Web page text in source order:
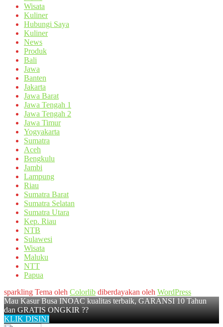
Wisata
Kuliner
Hubungi Saya
Kuliner
News
Produk
Bali
Jawa
Banten
Jakarta
Jawa Barat
Jawa Tengah 1
Jawa Tengah 2
Jawa Timur
Yogyakarta
Sumatra
Aceh
Bengkulu
Jambi
Lampung
Riau
Sumatra Barat
Sumatra Selatan
Sumatra Utara
Kep. Riau
NTB
Sulawesi
Wisata
Maluku
NTT
Papua
sparkling Tema oleh Colorlib diberdayakan oleh WordPress
Mau Kasur Busa INOAC kualitas terbaik, GARANSI 10 Tahun
dan GRATIS ONGKIR ??
KLIK DISINI